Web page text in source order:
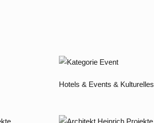
Hotels & Events & Kulturelles